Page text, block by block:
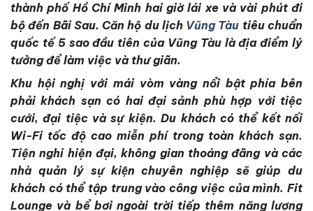
thành phố Hồ Chí Minh hai giờ lái xe và vài phút đi
bộ đến Bãi Sau. Căn hộ du lịch Vũng Tàu tiêu chuẩn
quốc tế 5 sao đầu tiên của Vũng Tàu là địa điểm lý
tưởng để làm việc và thư giãn.
Khu hội nghị với mái vòm vàng nổi bật phía bên
phải khách sạn có hai đại sảnh phù hợp với tiệc
cưới, đại tiệc và sự kiện. Du khách có thể kết nối
Wi-Fi tốc độ cao miễn phí trong toàn khách sạn.
Tiện nghi hiện đại, không gian thoáng đãng và các
nhà quản lý sự kiện chuyên nghiệp sẽ giúp du
khách có thể tập trung vào công việc của mình. Fit
Lounge và bể bơi ngoài trời tiếp thêm năng lượng